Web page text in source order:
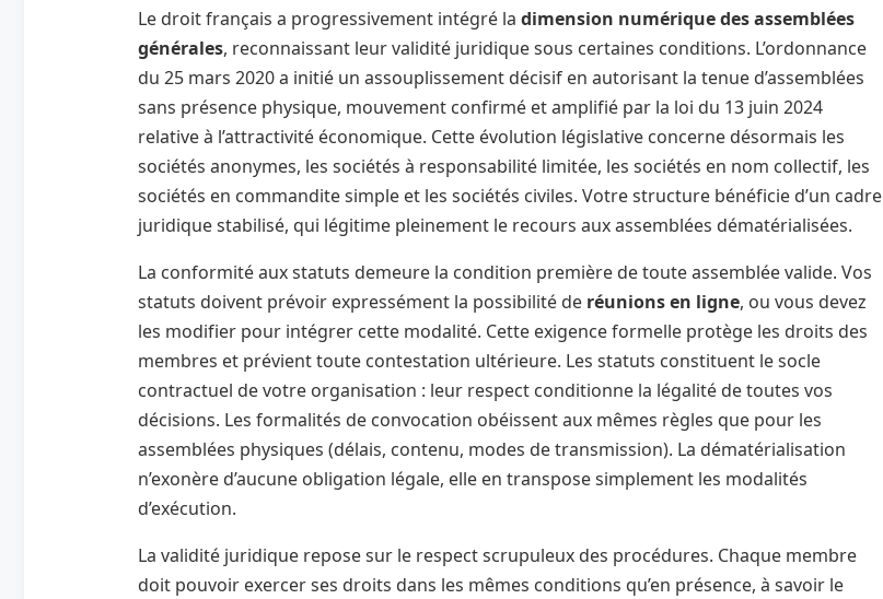
Le droit français a progressivement intégré la dimension numérique des assemblées
générales, reconnaissant leur validité juridique sous certaines conditions. L’ordonnance
du 25 mars 2020 a initié un assouplissement décisif en autorisant la tenue d’assemblées
sans présence physique, mouvement confirmé et amplifié par la loi du 13 juin 2024
relative à l’attractivité économique. Cette évolution législative concerne désormais les
sociétés anonymes, les sociétés à responsabilité limitée, les sociétés en nom collectif, les
sociétés en commandite simple et les sociétés civiles. Votre structure bénéficie d’un cadre
juridique stabilisé, qui légitime pleinement le recours aux assemblées dématérialisées.
La conformité aux statuts demeure la condition première de toute assemblée valide. Vos
statuts doivent prévoir expressément la possibilité de réunions en ligne, ou vous devez
les modifier pour intégrer cette modalité. Cette exigence formelle protège les droits des
membres et prévient toute contestation ultérieure. Les statuts constituent le socle
contractuel de votre organisation : leur respect conditionne la légalité de toutes vos
décisions. Les formalités de convocation obéissent aux mêmes règles que pour les
assemblées physiques (délais, contenu, modes de transmission). La dématérialisation
n’exonère d’aucune obligation légale, elle en transpose simplement les modalités
d’exécution.
La validité juridique repose sur le respect scrupuleux des procédures. Chaque membre
doit pouvoir exercer ses droits dans les mêmes conditions qu’en présence, à savoir le